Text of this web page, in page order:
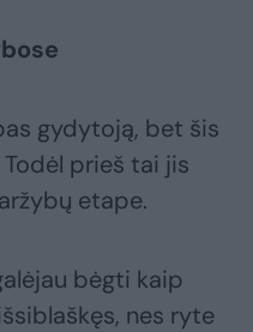
gydytoją, bet šis
prieš tai jis
etape.
bėgti kaip
nes ryte